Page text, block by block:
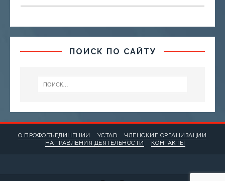
ПОИСК ПО САЙТУ
О ПРОФОБЪЕДИНЕНИИ УСТАВ
ЧЛЕНСКИЕ ОРГАНИЗАЦИИ
НАПРАВЛЕНИЯ ДЕЯТЕЛЬНОСТИ
КОНТАКТЫ